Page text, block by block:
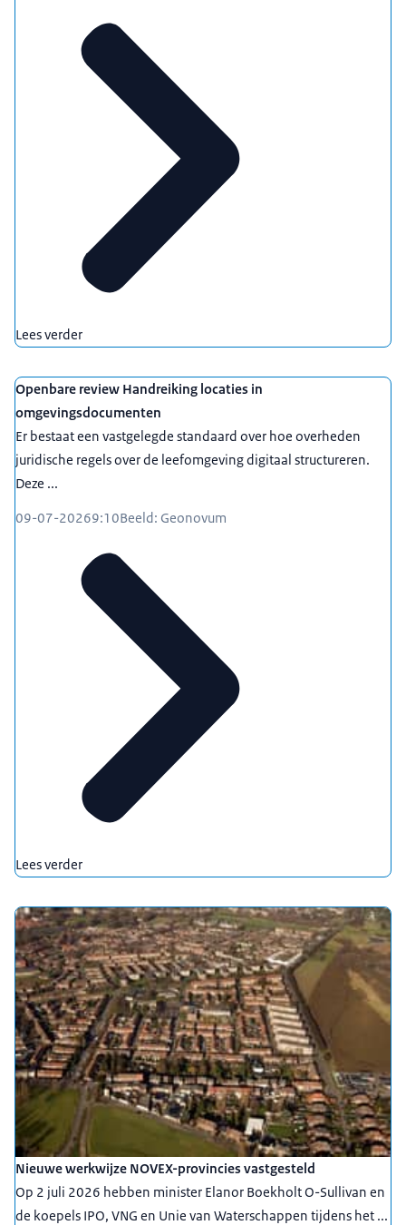
Lees verder
Openbare review Handreiking locaties in
omgevingsdocumenten
Er bestaat een vastgelegde standaard over hoe overheden
juridische regels over de leefomgeving digitaal structureren.
Deze ...
09-07-20269:10Beeld: Geonovum
Lees verder
Nieuwe werkwijze NOVEX-provincies vastgesteld
Op 2 juli 2026 hebben minister Elanor Boekholt O-Sullivan en
de koepels IPO, VNG en Unie van Waterschappen tijdens het ...